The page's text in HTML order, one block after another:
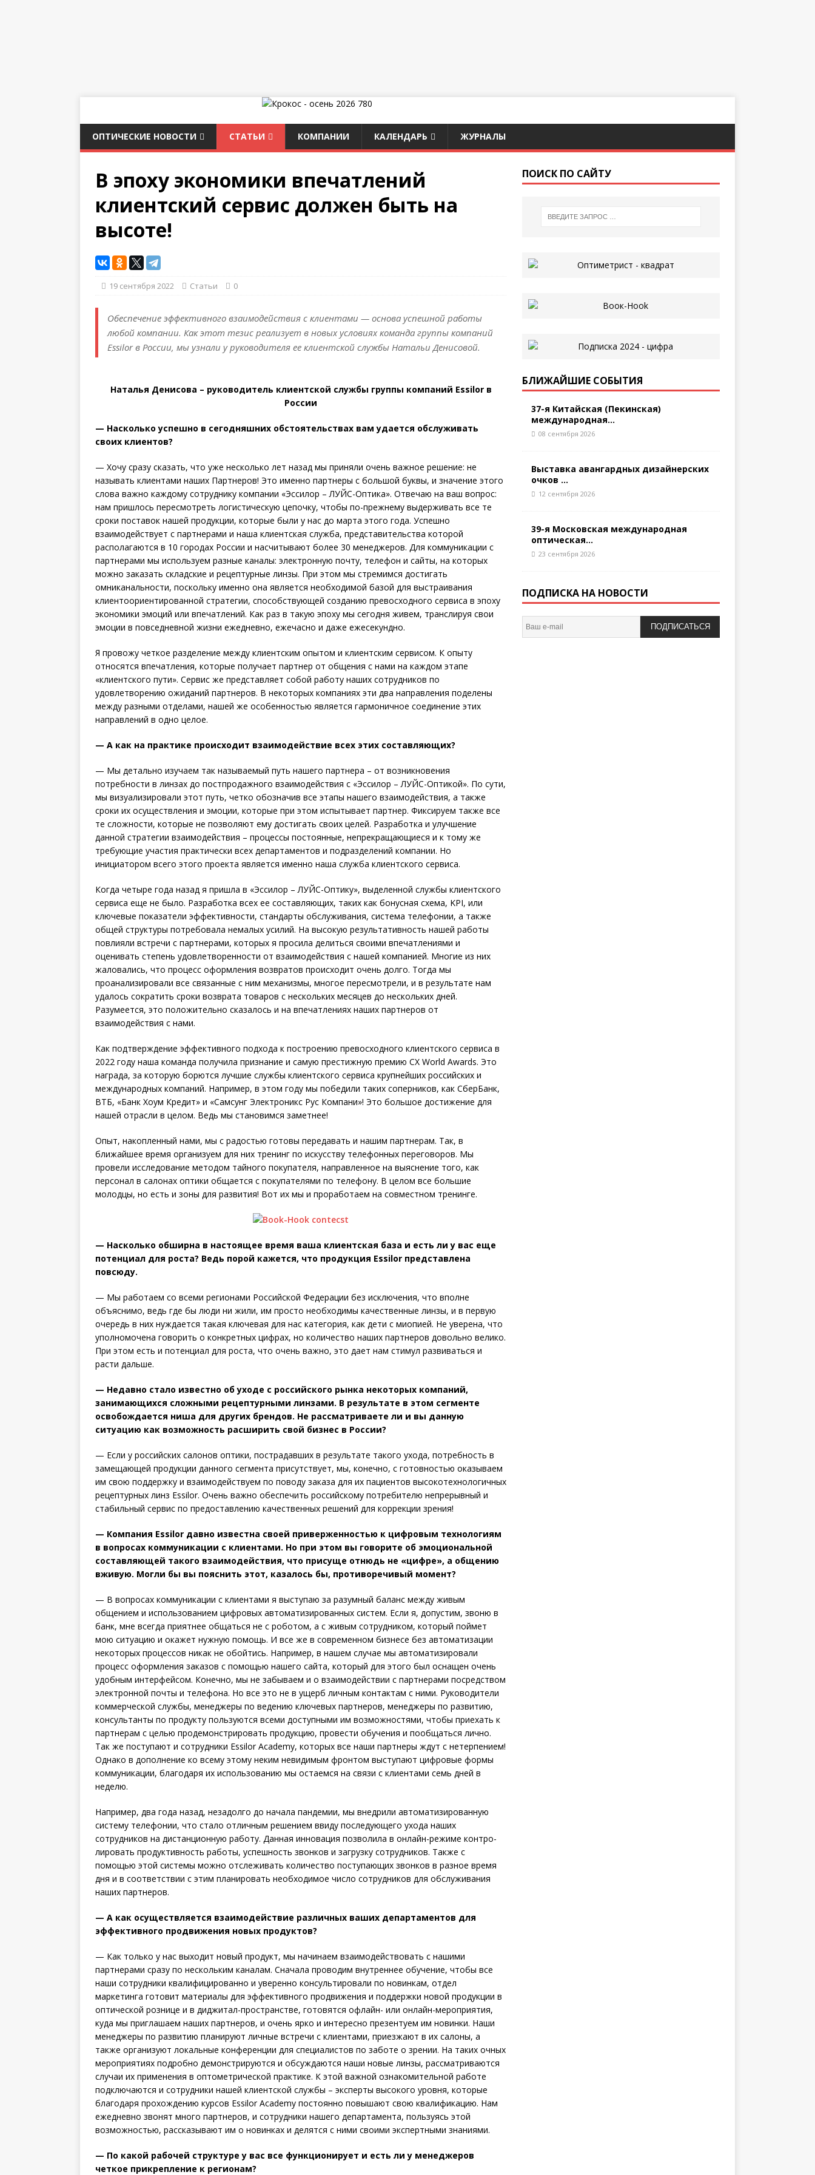
ОПТИЧЕСКИЕ НОВОСТИ СТАТЬИ КОМПАНИИ КАЛЕНДАРЬ ЖУРНАЛЫ
В эпоху экономики впечатлений
клиентский сервис должен быть на
высоте!
19 сентября 2022 Статьи 0
Обеспечение эффективного взаимодействия с клиентами — основа успешной работы
любой компании. Как этот тезис реализует в новых условиях команда группы компаний
Essilor в России, мы узнали у руководителя ее клиентской службы Натальи Денисовой.
Наталья Денисова – руководитель клиентской службы группы компаний Essilor в
России
— Насколько успешно в сего­дняшних обстоятельствах вам удается обслуживать
своих клиентов?
— Хочу сразу сказать, что уже несколько лет назад мы приняли очень важное решение: не
называть клиентами наших Партнеров! Это именно партнеры с большой буквы, и значение этого
слова важно каждому сотруднику компании «Эссилор – ЛУЙС-Оптика». Отвечаю на ваш вопрос:
нам пришлось пересмотреть логистическую цепочку, чтобы по-прежнему выдерживать все те
сроки поставок нашей продукции, которые были у нас до марта этого года. Успешно
взаимодействует с партнерами и наша клиентская служба, представительства которой
располагаются в 10 городах России и насчитывают более 30 менеджеров. Для коммуникации с
партнерами мы используем разные каналы: электронную почту, телефон и сайты, на которых
можно заказать складские и рецептурные линзы. При этом мы стремимся достигать
омниканальности, поскольку именно она является необходимой базой для выстраивания
клиентоориентированной стратегии, способствующей созданию превосходного сервиса в эпоху
экономики эмоций или впечатлений. Как раз в такую эпоху мы сегодня живем, транслируя свои
эмоции в повседневной жизни ежедневно, ежечасно и даже ежесекундно.
Я провожу четкое разделение между клиентским опытом и клиентским сервисом. К опыту
относятся впечатления, которые получает партнер от общения с нами на каждом этапе
«клиентского пути». Сервис же представляет собой работу наших сотрудников по
удовлетворению ожиданий партнеров. В некоторых компаниях эти два направления поделены
между разными отделами, нашей же особенностью является гармоничное со­единение этих
направлений в одно целое.
— А как на практике происходит взаимодействие всех этих составляющих?
— Мы детально изучаем так называемый путь нашего партнера – от возникновения
потребности в линзах до постпродажного взаимодействия с «Эссилор – ЛУЙС-Оптикой». По сути,
мы визуа­лизировали этот путь, четко обозначив все этапы нашего взаимодействия, а также
сроки их осуществления и эмоции, которые при этом испытывает партнер. Фиксируем также все
те сложности, которые не позволяют ему достигать своих целей. Разработка и улучшение
данной стратегии взаимодействия – процессы постоянные, непрекращаю­щиеся и к тому же
требующие участия практически всех департаментов и подразделений компании. Но
инициатором всего этого проекта является именно наша служба клиентского сервиса.
Когда четыре года назад я пришла в «Эссилор – ЛУЙС-Оптику», выделенной службы клиентского
сервиса еще не было. Разработка всех ее составляющих, таких как бонусная схема, KPI, или
ключевые показатели эффективности, стандарты обслуживания, система телефонии, а также
общей структуры потребовала немалых усилий. На высокую результативность нашей работы
повлияли встречи с партнерами, которых я просила делиться своими впечатлениями и
оценивать степень удовлетворенности от взаимодействия с нашей компанией. Многие из них
жаловались, что процесс оформления возвратов происходит очень долго. Тогда мы
проанализировали все связанные с ним механизмы, многое пересмотрели, и в результате нам
удалось сократить сроки возврата товаров с нескольких месяцев до нескольких дней.
Разумеется, это положительно сказалось и на впечатлениях наших партнеров от
взаимодействия с нами.
Как подтверждение эффективного подхода к построению превосходного клиентского сервиса в
2022 году наша команда получила признание и самую престижную премию СХ World Awards. Это
награда, за которую борются лучшие службы клиентского сервиса крупнейших российских и
международных компаний. Например, в этом году мы победили таких соперников, как СберБанк,
ВТБ, «Банк Хоум Кредит» и «Самсунг Электроникс Рус Компани»! Это большое достижение для
нашей отрасли в целом. Ведь мы становимся заметнее!
Опыт, накопленный нами, мы с радостью готовы передавать и нашим партнерам. Так, в
ближайшее время организуем для них тренинг по искусству телефонных переговоров. Мы
провели исследование методом тайного покупателя, направленное на выяснение того, как
персонал в салонах оптики общается с покупателями по телефону. В целом все большие
молодцы, но есть и зоны для развития! Вот их мы и проработаем на совместном тренинге.
— Насколько обширна в настоящее время ваша клиентская база и есть ли у вас еще
потенциал для роста? Ведь порой кажется, что продукция Essilor представлена
повсюду.
— Мы работаем со всеми регионами Российской Федерации без исключения, что вполне
объяснимо, ведь где бы люди ни жили, им просто необходимы качественные линзы, и в первую
очередь в них нуждается такая ключевая для нас категория, как дети с миопией. Не уверена, что
уполномочена говорить о конкретных цифрах, но количество наших партнеров довольно велико.
При этом есть и потенциал для роста, что очень важно, это дает нам стимул развиваться и
расти дальше.
— Недавно стало известно об уходе с российского рынка некоторых компаний,
занимающихся сложными рецептурными линзами. В результате в этом сегменте
осво­бождается ниша для других брендов. Не рассматриваете ли и вы данную
ситуацию как возможность расширить свой бизнес в России?
— Если у российских салонов оптики, пострадавших в результате такого ухода, потребность в
замещающей продукции данного сегмента присутствует, мы, конечно, с готовностью оказываем
им свою поддержку и взаимодействуем по поводу заказа для их пациентов высокотехнологичных
рецептурных линз Essilor. Очень важно обеспечить российскому потребителю непрерывный и
стабильный сервис по предоставлению качественных решений для коррекции зрения!
— Компания Essilor давно известна своей приверженностью к цифровым технологиям
в вопросах коммуникации с клиентами. Но при этом вы говорите об эмоциональной
составляющей такого взаимодействия, что присуще отнюдь не «цифре», а общению
вживую. Могли бы вы пояснить этот, казалось бы, противоречивый момент?
— В вопросах коммуникации с клиентами я выступаю за разумный баланс между живым
общением и использованием цифровых автоматизированных систем. Если я, допустим, звоню в
банк, мне всегда приятнее общаться не с роботом, а с живым сотрудником, который поймет
мою ситуацию и окажет нужную помощь. И все же в современном бизнесе без автоматизации
некоторых процессов никак не обойтись. Например, в нашем случае мы автоматизировали
процесс оформления заказов с помощью нашего сайта, который для этого был оснащен очень
удобным интерфейсом. Конечно, мы не забываем и о взаимодействии с партнерами посредством
электронной почты и телефона. Но все это не в ущерб личным контактам с ними. Руководители
коммерческой службы, менеджеры по ведению ключевых партнеров, менеджеры по развитию,
консультанты по продукту пользуются всеми доступными им возможностями, чтобы приехать к
партнерам с целью продемонстрировать продукцию, провести обучения и пообщаться лично.
Так же поступают и сотрудники Essilor Academy, которых все наши партнеры ждут с нетерпением!
Однако в дополнение ко всему этому неким невидимым фронтом выступают цифровые формы
коммуникации, благодаря их использованию мы остаемся на связи с клиентами семь дней в
неделю.
Например, два года назад, незадолго до начала пандемии, мы внедрили автоматизированную
систему телефонии, что стало отличным решением ввиду последующего ухода наших
сотрудников на дистанционную работу. Данная инновация позволила в онлайн-режиме контро­
лировать продуктивность работы, успешность звонков и загрузку сотрудников. Также с
помощью этой системы можно отслеживать количество поступающих звонков в разное время
дня и в соответствии с этим планировать необходимое число сотрудников для обслуживания
наших партнеров.
— А как осуществляется взаимодействие различных ваших департаментов для
эффективного продвижения новых продуктов?
— Как только у нас выходит новый продукт, мы начинаем взаимодействовать с нашими
партнерами сразу по нескольким каналам. Сначала проводим внутреннее обучение, чтобы все
наши сотрудники квалифицированно и уверенно консультировали по новинкам, отдел
маркетинга готовит материалы для эффективного продвижения и поддержки новой продукции в
оптической рознице и в диджитал-пространстве, готовятся офлайн- или онлайн-мероприятия,
куда мы приглашаем наших партнеров, и очень ярко и интересно презентуем им новинки. Наши
менеджеры по развитию планируют личные встречи с клиентами, приезжают в их салоны, а
также организуют локальные конференции для специалистов по заботе о зрении. На таких очных
мероприятиях подробно демонстрируются и обсуждаются наши новые линзы, рассматриваются
случаи их применения в оптометрической практике. К этой важной ознакомительной работе
подключаются и сотрудники нашей клиентской службы – эксперты высокого уровня, которые
благодаря прохождению курсов Essilor Academy постоянно повышают свою квалификацию. Нам
ежедневно звонят много партнеров, и сотрудники нашего департамента, пользуясь этой
возможностью, рассказывают им о новинках и делятся с ними своими экспертными знаниями.
— По какой рабочей структуре у вас все функционирует и есть ли у менеджеров
четкое прикрепление к регионам?
ПОИСК ПО САЙТУ
БЛИЖАЙШИЕ СОБЫТИЯ
37-я Китайская (Пекинская)
международная...
08 сентября 2026
Выставка авангардных дизайнерских
очков ...
12 сентября 2026
39-я Московская международная
оптическая...
23 сентября 2026
ПОДПИСКА НА НОВОСТИ
ПОДПИСАТЬСЯ